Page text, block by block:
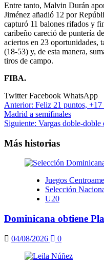
Entre tanto, Malvin Durán
Jiménez añadió 12 por
capturó 11 balones rifados y
caribeño careció de puntería
aciertos en 23 oportunidades,
(18-53) y, de esta manera,
tiros de campo.
FIBA.
TwitterFacebook WhatsApp
Navegación
de
Anterior: Feliz 21 puntos, +17
Madrid a semifinales
Siguiente: Vargas doble-
Más historias
Juegos
Selección
U20
Dominicana obtiene
04/08/2026 0